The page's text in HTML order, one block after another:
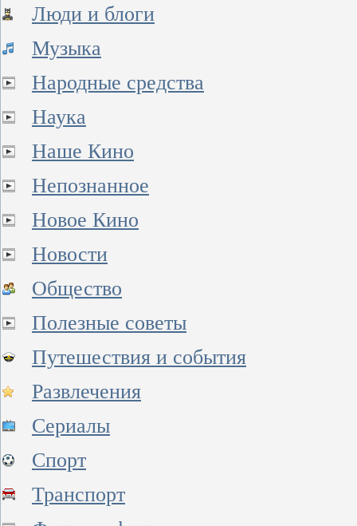
Люди и блоги
Музыка
Народные средства
Наука
Наше Кино
Непознанное
Новое Кино
Новости
Общество
Полезные советы
Путешествия и события
Развлечения
Сериалы
Спорт
Транспорт